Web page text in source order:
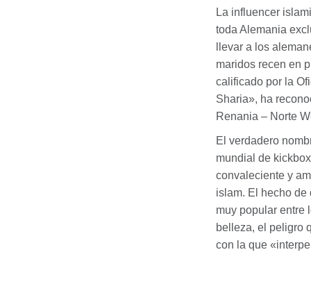
La influencer
toda Alemania
llevar a los
maridos recen en
calificado por la
Sharia», ha
Renania – Norte
El verdadero
mundial de
convaleciente y
islam. El hecho de
muy popular entre
belleza, el peligro
con la que